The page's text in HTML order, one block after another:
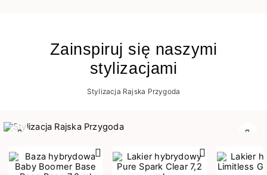
Zainspiruj się naszymi
stylizacjami
Stylizacja Rajska Przygoda